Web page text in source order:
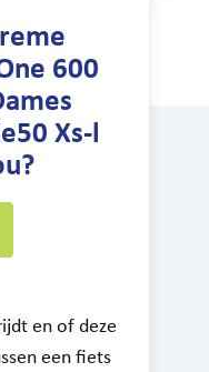
600
Xs-l
en of deze
een fiets